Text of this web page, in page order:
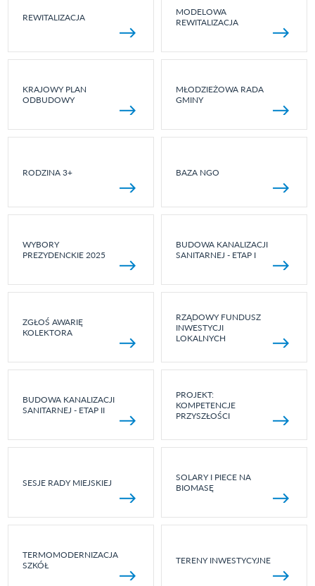
REWITALIZACJA
MODELOWA
REWITALIZACJA
KRAJOWY PLAN
ODBUDOWY
MŁODZIEŻOWA RADA
GMINY
RODZINA 3+ BAZA NGO
WYBORY
PREZYDENCKIE 2025
BUDOWA KANALIZACJI
SANITARNEJ - ETAP I
ZGŁOŚ AWARIĘ
KOLEKTORA
RZĄDOWY FUNDUSZ
INWESTYCJI
LOKALNYCH
BUDOWA KANALIZACJI
SANITARNEJ - ETAP II
PROJEKT:
KOMPETENCJE
PRZYSZŁOŚCI
SESJE RADY MIEJSKIEJ
SOLARY I PIECE NA
BIOMASĘ
TERMOMODERNIZACJA
SZKÓŁ
TERENY INWESTYCYJNE